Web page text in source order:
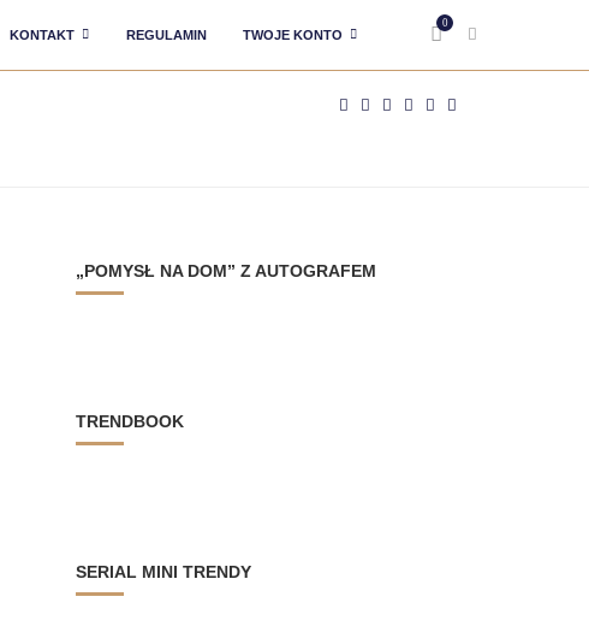
KONTAKT REGULAMIN TWOJE KONTO
0
„POMYSŁ NA DOM” Z AUTOGRAFEM
TRENDBOOK
SERIAL MINI TRENDY